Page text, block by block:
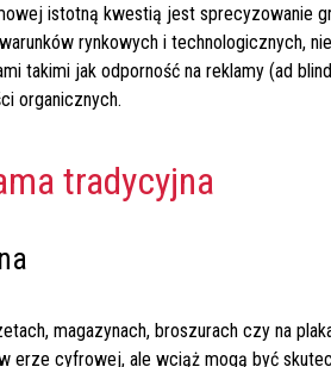
istotną kwestią jest sprecyzowanie
rynkowych i technologicznych,
takimi jak odporność na reklamy (ad
organicznych.
tradycyjna
magazynach, broszurach czy na
erze cyfrowej, ale wciąż mogą być